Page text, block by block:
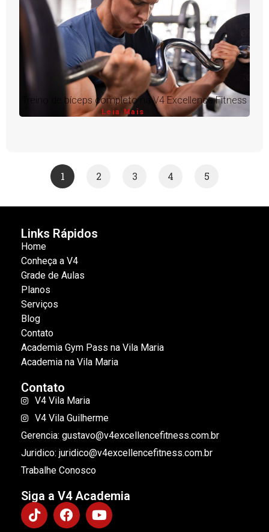
Treino de bíceps completo na V4 Excellence Fitness
Leia Mais
1 2 3 4 5
Links Rápidos
Home
Conheça a V4
Grade de Aulas
Planos
Serviços
Blog
Contato
Academia Gym Pass na Vila Maria
Academia na Vila Maria
Contato
V4 Vila Maria
V4 Vila Guilherme
Gerencia: gustavo@v4excellencefitness.com.br
Juridico: juridico@v4excellencefitness.com.br
Trabalhe Conosco
Siga a V4 Academia